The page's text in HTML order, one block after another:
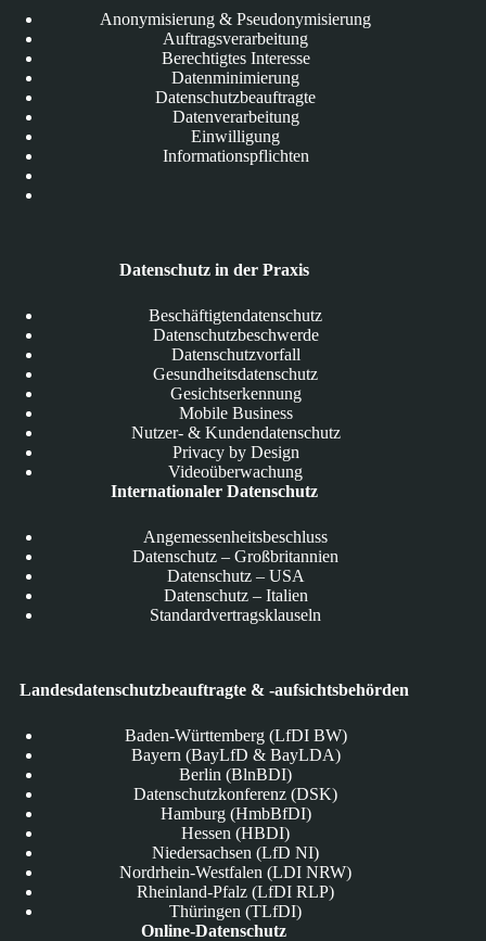
Anonymisierung & Pseudonymisierung
Auftragsverarbeitung
Berechtigtes Interesse
Datenminimierung
Datenschutzbeauftragte
Datenverarbeitung
Einwilligung
Informationspflichten
Datenschutz in der Praxis
Beschäftigtendatenschutz
Datenschutzbeschwerde
Datenschutzvorfall
Gesundheitsdatenschutz
Gesichtserkennung
Mobile Business
Nutzer- & Kundendatenschutz
Privacy by Design
Videoüberwachung
Internationaler Datenschutz
Angemessenheitsbeschluss
Datenschutz – Großbritannien
Datenschutz – USA
Datenschutz – Italien
Standardvertragsklauseln
Landesdatenschutzbeauftragte & -aufsichtsbehörden
Baden-Württemberg (LfDI BW)
Bayern (BayLfD & BayLDA)
Berlin (BlnBDI)
Datenschutzkonferenz (DSK)
Hamburg (HmbBfDI)
Hessen (HBDI)
Niedersachsen (LfD NI)
Nordrhein-Westfalen (LDI NRW)
Rheinland-Pfalz (LfDI RLP)
Thüringen (TLfDI)
Online-Datenschutz